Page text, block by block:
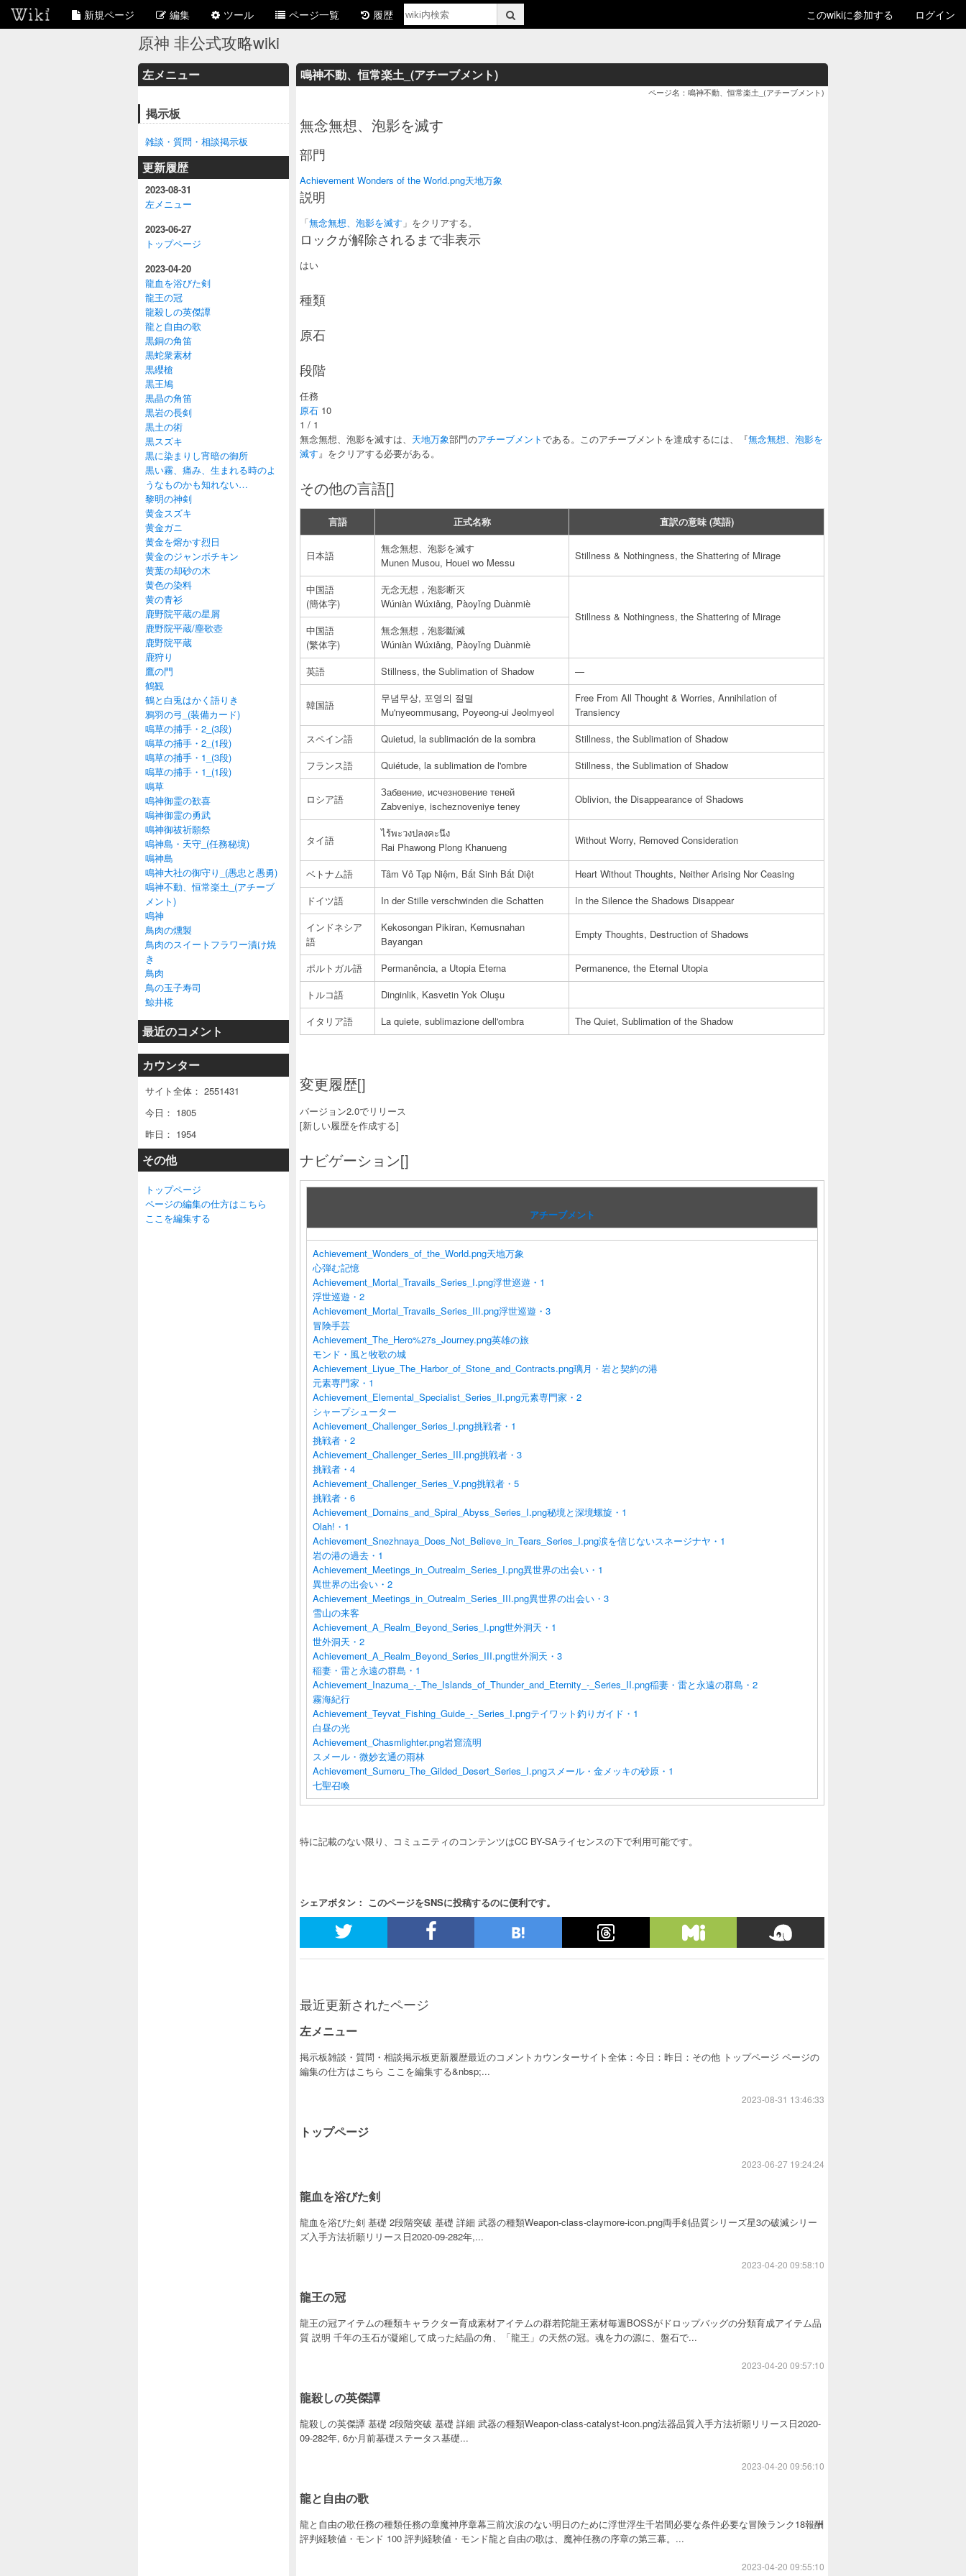
新規ページ 編集 ツール ページ一覧 履歴 このwikiに参加する ログイン
原神 非公式攻略wiki
左メニュー
掲示板
雑談・質問・相談掲示板
更新履歴
2023-08-31
左メニュー
2023-06-27
トップページ
2023-04-20
龍血を浴びた剣
龍王の冠
龍殺しの英傑譚
龍と自由の歌
黒銅の角笛
黒蛇衆素材
黒纓槍
黒王鳩
黒晶の角笛
黒岩の長剣
黒土の術
黒スズキ
黒に染まりし宵暗の御所
黒い霧、痛み、生まれる時のよ
うなものかも知れない…
黎明の神剣
黄金スズキ
黄金ガニ
黄金を熔かす烈日
黄金のジャンボチキン
黄葉の却砂の木
黄色の染料
黄の青衫
鹿野院平蔵の星屑
鹿野院平蔵/塵歌壺
鹿野院平蔵
鹿狩り
鷹の門
鶴観
鶴と白兎はかく語りき
鴉羽の弓_(装備カード)
鳴草の捕手・2_(3段)
鳴草の捕手・2_(1段)
鳴草の捕手・1_(3段)
鳴草の捕手・1_(1段)
鳴草
鳴神御霊の歓喜
鳴神御霊の勇武
鳴神御祓祈願祭
鳴神島・天守_(任務秘境)
鳴神島
鳴神大社の御守り_(愚忠と愚勇)
鳴神不動、恒常楽土_(アチーブ
メント)
鳴神
鳥肉の燻製
鳥肉のスイートフラワー漬け焼
き
鳥肉
鳥の玉子寿司
鯨井椛
最近のコメント
カウンター
サイト全体： 2551431
今日： 1805
昨日： 1954
その他
トップページ
ページの編集の仕方はこちら
ここを編集する
鳴神不動、恒常楽土_(アチーブメント)
ページ名：鳴神不動、恒常楽土_(アチーブメント)
無念無想、泡影を滅す
部門
Achievement Wonders of the World.png天地万象
説明
「無念無想、泡影を滅す 」をクリアする。
ロックが解除されるまで非表示
はい
種類
原石
段階
任務
原石 10
1 / 1
無念無想、泡影を滅すは、 天地万象部門のアチーブメントである。このアチーブメントを達成するには、『無念無想、泡影を
滅す』をクリアする必要がある。
その他の言語[]
言語 正式名称 直訳の意味 (英語)
日本語
無念無想、泡影を滅す
Munen Musou, Houei wo Messu
Stillness & Nothingness, the Shattering of Mirage
中国語
(簡体字)
无念无想，泡影断灭
Wúniàn Wúxiǎng, Pàoyǐng Duànmiè
Stillness & Nothingness, the Shattering of Mirage
中国語
(繁体字)
無念無想，泡影斷滅
Wúniàn Wúxiǎng, Pàoyǐng Duànmiè
英語
Stillness, the Sublimation of Shadow —
韓国語
무념무상, 포영의 절멸
Mu'nyeommusang, Poyeong-ui Jeolmyeol
Free From All Thought & Worries, Annihilation of
Transiency
スペイン語
Quietud, la sublimación de la sombra
Stillness, the Sublimation of Shadow
フランス語
Quiétude, la sublimation de l'ombre Stillness, the Sublimation of Shadow
ロシア語
Забвение, исчезновение теней
Zabveniye, ischeznoveniye teney
Oblivion, the Disappearance of Shadows
タイ語
ไร้พะวงปลงคะนึง
Rai Phawong Plong Khanueng
Without Worry, Removed Consideration
ベトナム語 Tâm Vô Tạp Niệm, Bất Sinh Bất Diệt
Heart Without Thoughts, Neither Arising Nor Ceasing
ドイツ語
In der Stille verschwinden die Schatten
In the Silence the Shadows Disappear
インドネシア
語
Kekosongan Pikiran, Kemusnahan
Bayangan
Empty Thoughts, Destruction of Shadows
ポルトガル語 Permanência, a Utopia Eterna
Permanence, the Eternal Utopia
トルコ語
Dinginlik, Kasvetin Yok Oluşu
イタリア語
La quiete, sublimazione dell'ombra The Quiet, Sublimation of the Shadow
変更履歴[]
バージョン2.0でリリース
[新しい履歴を作成する]
ナビゲーション[]
アチーブメント
Achievement_Wonders_of_the_World.png天地万象
心弾む記憶
Achievement_Mortal_Travails_Series_I.png浮世巡遊・1
浮世巡遊・2
Achievement_Mortal_Travails_Series_III.png浮世巡遊・3
冒険手芸
Achievement_The_Hero%27s_Journey.png英雄の旅
モンド・風と牧歌の城
Achievement_Liyue_The_Harbor_of_Stone_and_Contracts.png璃月・岩と契約の港
元素専門家・1
Achievement_Elemental_Specialist_Series_II.png元素専門家・2
シャープシューター
Achievement_Challenger_Series_I.png挑戦者・1
挑戦者・2
Achievement_Challenger_Series_III.png挑戦者・3
挑戦者・4
Achievement_Challenger_Series_V.png挑戦者・5
挑戦者・6
Achievement_Domains_and_Spiral_Abyss_Series_I.png秘境と深境螺旋・1
Olah!・1
Achievement_Snezhnaya_Does_Not_Believe_in_Tears_Series_I.png涙を信じないスネージナヤ・1
岩の港の過去・1
Achievement_Meetings_in_Outrealm_Series_I.png異世界の出会い・1
異世界の出会い・2
Achievement_Meetings_in_Outrealm_Series_III.png異世界の出会い・3
雪山の来客
Achievement_A_Realm_Beyond_Series_I.png世外洞天・1
世外洞天・2
Achievement_A_Realm_Beyond_Series_III.png世外洞天・3
稲妻・雷と永遠の群島・1
Achievement_Inazuma_-_The_Islands_of_Thunder_and_Eternity_-_Series_II.png稲妻・雷と永遠の群島・2
霧海紀行
Achievement_Teyvat_Fishing_Guide_-_Series_I.pngテイワット釣りガイド・1
白昼の光
Achievement_Chasmlighter.png岩窟流明
スメール・微妙玄通の雨林
Achievement_Sumeru_The_Gilded_Desert_Series_I.pngスメール・金メッキの砂原・1
七聖召喚
特に記載のない限り、コミュニティのコンテンツはCC BY-SAライセンスの下で利用可能です。
シェアボタン： このページをSNSに投稿するのに便利です。
最近更新されたページ
左メニュー
掲示板雑談・質問・相談掲示板更新履歴最近のコメントカウンターサイト全体：今日：昨日：その他 トップページ ページの
編集の仕方はこちら ここを編集する&nbsp;...
2023-08-31 13:46:33
トップページ
2023-06-27 19:24:24
龍血を浴びた剣
龍血を浴びた剣 基礎 2段階突破 基礎 詳細 武器の種類Weapon-class-claymore-icon.png両手剣品質シリーズ星3の破滅シリー
ズ入手方法祈願リリース日2020-09-282年,...
2023-04-20 09:58:10
龍王の冠
龍王の冠アイテムの種類キャラクター育成素材アイテムの群若陀龍王素材毎週BOSSがドロップバッグの分類育成アイテム品
質 説明 千年の玉石が凝縮して成った結晶の角、「龍王」の天然の冠。魂を力の源に、盤石で...
2023-04-20 09:57:10
龍殺しの英傑譚
龍殺しの英傑譚 基礎 2段階突破 基礎 詳細 武器の種類Weapon-class-catalyst-icon.png法器品質入手方法祈願リリース日2020-
09-282年, 6か月前基礎ステータス基礎...
2023-04-20 09:56:10
龍と自由の歌
龍と自由の歌任務の種類任務の章魔神序章幕三前次涙のない明日のために浮世浮生千岩間必要な条件必要な冒険ランク18報酬
評判経験値・モンド 100 評判経験値・モンド龍と自由の歌は、魔神任務の序章の第三幕。...
2023-04-20 09:55:10